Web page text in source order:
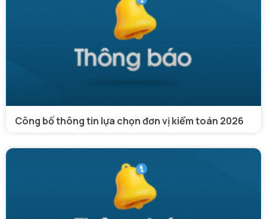
Công bố thông tin lựa chọn đơn vị kiểm toán 2026